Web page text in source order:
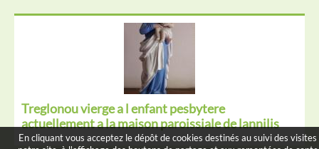
Treglonou vierge a l enfant pesbytere
actuellement a la maison paroissiale de lannilis
En cliquant vous acceptez le dépôt de cookies destinés au suivi des